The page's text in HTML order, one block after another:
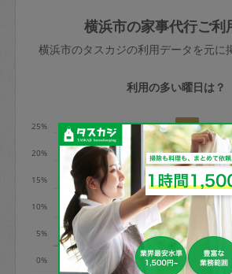
依頼者不在による当日キャン
金額の100%＋交通費全額
※例：依頼日時／土曜日午前9
発生
水曜日9時〜金曜日9時まで
金曜日9時～土曜日8時まで
100%
土曜日8時〜実施時間＝依頼
＋交通費全額
依頼者不在による当日キャ
きた場合は損害保険の対象外
ご注意ください。
玉、など
あわせてこちらも参照くださ
はありますか？
横浜市の家事代行ご利
横浜市のタスカジの利用データを元に
利用の多い曜日は？
0%
5%
10%
15%
20%
25%
月 火 水 木 金